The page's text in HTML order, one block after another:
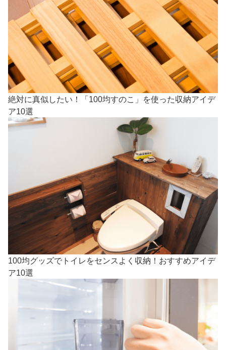
絶対に真似したい！「100均すのこ」を使った収納アイデ
ア10選
100均グッズでトイレをセンスよく収納！おすすめアイデ
ア10選